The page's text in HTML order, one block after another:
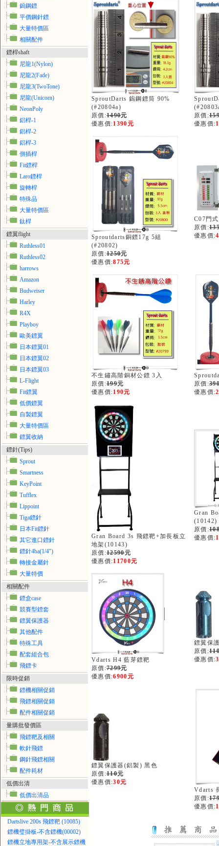
鎢鋼鏢
平價鋼針鏢
大量特價區
相關配件
鏢桿shaft
尼龍1(Nylon)
尼龍2(Fade)
尼龍3(TwoTone)
尼龍(Unicorn)
NeonPoly
鋁桿-1
鋁桿-2
鋁桿-3
側插桿
Fit鏢桿
Laro鏢桿
旋轉桿
特殊品
大量特價區
鈦桿
鏢翼flight
Ruthless01
Ruthless02
harrows
Amazon
Budweiser
Harley
R4X
Playboy
歐美鏢翼
日本鏢翼01
日本鏢翼02
日本鏢翼03
L-Flight
Fit鏢翼
低價鏢翼
自製鏢翼
大量特價區
鏢翼收納
鏢針(Tips)
Sprout
Smartness
KeyPoint
Tufflex
Lippoint
Tiga鏢針
日本Fit鏢針
其它進口鏢針
鏢針4ba(1/4")
轉接金屬針
大量特價
相關配件
鏢盒case
競賽型鏢套
鏢翼保護器
其他配件
特殊工具
配套組合包
飛鏢卡
限時促銷
鏢機相關促銷
飛鏢相關促銷
配件相關促銷
量購批發價區
飛鏢靶及相關
軟針飛鏢
鋼針飛鏢相關
配件耗材
低價出清
低價出清品
Dartslive 200s 飛鏢靶 (10085)
鏢機璧掛板-不含鏢機(00002)
鏢機立地專用架-不含展示鏢機
SproutDarts 鎢鋼鏢筒 90%
(#20804a)
原價:1490元
優惠價:1390元
原價:
優惠價:
Sproutdarts銅鏢17g 5組
(#20802)
原價:1250元
優惠價:875元
C07門
原價:
優惠價:
不生鏽高階銅材公鏢 3入
原價:199元
優惠價:190元
原價:
優惠價:
Gran Board 3s 飛鏢靶+加長板立
地架(10143)
原價:12590元
優惠價:11700元
Gran
(10142)
原價:
優惠價:
Vdarts H4 藍芽鏢靶
原價:7299元
優惠價:6900元
鏢翼保
原價:
優惠價:
鏢翼保護器(鋁製) 黑色
原價:110元
優惠價:30元
Vdarts
原價:
優惠價: